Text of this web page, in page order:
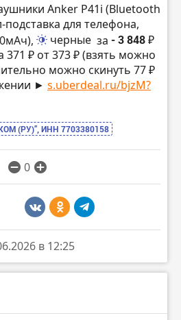
Anker P41i (Bluetooth
подставка для телефона,
черные за - 3 848 ₽
371 ₽ от 373 ₽ (взять можно
можно скинуть 77 ₽
► s.uberdeal.ru/bjzM?
(РУ)”, ИНН 7703380158
0
в 12:25